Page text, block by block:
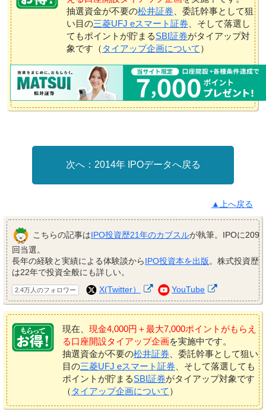
抽選資金が不要の松井証券 、委託幹事として狙
い目の三菱UFJ eスマート証券 、そして落選し
てもポイントが貯まるSBI証券がタイアップ対
象です（ タイアップ企画について ）
2014年 IPOデータへ戻る
▲上へ戻る
こちらの記事はIPO投資歴21年のカブスルが執筆。IPOに209
回当選。
長年の経験と実績による体験談からIPO投資本を出版。株式投資歴
は22年で投資全般にも詳しい。
2.4万人のフォロワー X(Twitter） YouTube
現在、 現金4,000円＋最大7,000ポイントがもらえ
る口座開設タイアップ企画を実施中です。
抽選資金が不要の松井証券 、委託幹事として狙い
目の三菱UFJ eスマート証券 、そして落選しても
ポイントが貯まるSBI証券がタイアップ対象です
（ タイアップ企画について ）